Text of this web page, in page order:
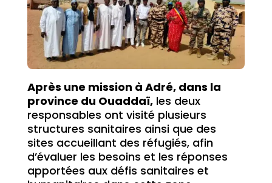
Après une mission à Adré, dans la
province du Ouaddaï,les deux
responsables ont visité plusieurs
structures sanitaires ainsi que des
sites accueillant des réfugiés, afin
d’évaluer les besoins et les réponses
apportées aux défis sanitaires et